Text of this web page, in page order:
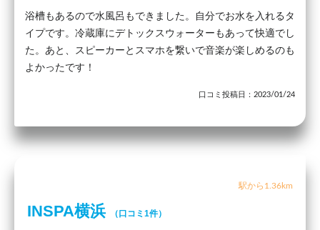
浴槽もあるので水風呂もできました。自分でお水を入れるタ
イプです。冷蔵庫にデトックスウォーターもあって快適でし
た。あと、スピーカーとスマホを繋いで音楽が楽しめるのも
よかったです！
口コミ投稿日：2023/01/24
駅から1.36km
INSPA横浜 （口コミ1件）